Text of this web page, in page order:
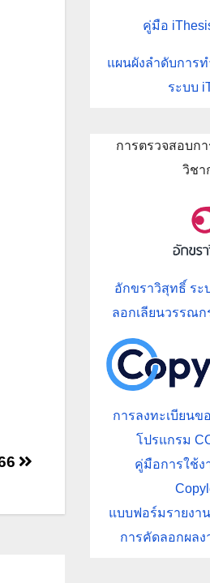
คู่มือ
แผนผังลำดับการ
ระบบ
การตรวจสอบก
วิชา
อักขราวิสุทธิ์ ระ
ลอกเลียนวรรณก
การลงทะเบียน
โปรแกรม
คู่มือการใช้ง
แบบฟอร์มรายงา
การคัดลอกผลง